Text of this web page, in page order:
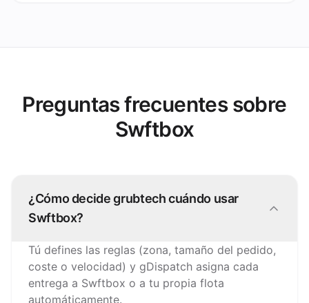
Preguntas frecuentes sobre
Swftbox
¿Cómo decide grubtech cuándo usar
Swftbox?
Tú defines las reglas (zona, tamaño del pedido,
coste o velocidad) y gDispatch asigna cada
entrega a Swftbox o a tu propia flota
automáticamente.